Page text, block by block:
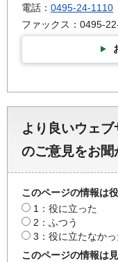
電話： 0495-24-1110
ファックス：0495-
より良いウェ
のご意見をお
このページの情報は
1：役に立った
2：ふつう
3：役に立たなかっ
このページの情報は